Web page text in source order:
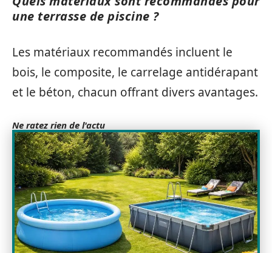
une terrasse de piscine ?
Les matériaux recommandés incluent le
bois, le composite, le carrelage antidérapant
et le béton, chacun offrant divers avantages.
Ne ratez rien de l'actu